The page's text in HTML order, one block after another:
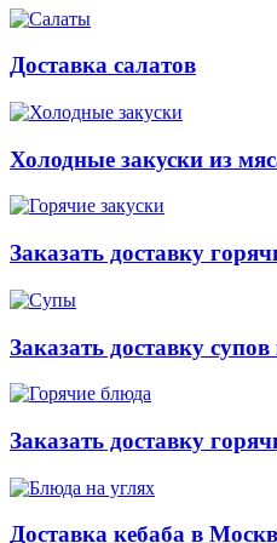
Доставка салатов
Холодные закуски из
Заказать доставку
Заказать доставку
Заказать доставку
Доставка кебаба в